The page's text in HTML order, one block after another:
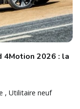
4Motion 2026 : la
Utilitaire neuf